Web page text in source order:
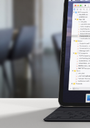
L'iPad